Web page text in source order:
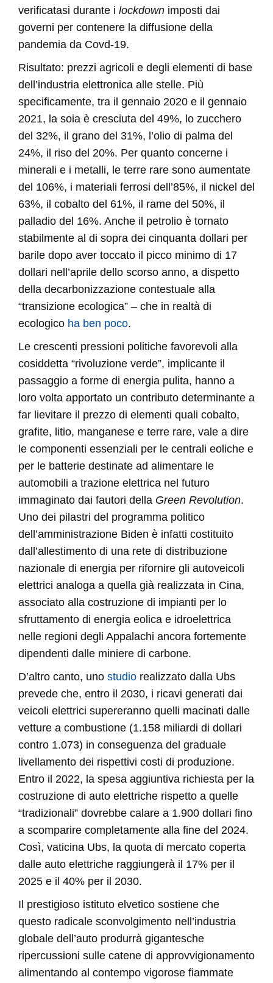
verificatasi durante i lockdown imposti dai
governi per contenere la diffusione della
pandemia da Covd-19.
Risultato: prezzi agricoli e degli elementi di base
dell’industria elettronica alle stelle. Più
specificamente, tra il gennaio 2020 e il gennaio
2021, la soia è cresciuta del 49%, lo zucchero
del 32%, il grano del 31%, l’olio di palma del
24%, il riso del 20%. Per quanto concerne i
minerali e i metalli, le terre rare sono aumentate
del 106%, i materiali ferrosi dell’85%, il nickel del
63%, il cobalto del 61%, il rame del 50%, il
palladio del 16%. Anche il petrolio è tornato
stabilmente al di sopra dei cinquanta dollari per
barile dopo aver toccato il picco minimo di 17
dollari nell’aprile dello scorso anno, a dispetto
della decarbonizzazione contestuale alla
“transizione ecologica” – che in realtà di
ecologico ha ben poco.
Le crescenti pressioni politiche favorevoli alla
cosiddetta “rivoluzione verde”, implicante il
passaggio a forme di energia pulita, hanno a
loro volta apportato un contributo determinante a
far lievitare il prezzo di elementi quali cobalto,
grafite, litio, manganese e terre rare, vale a dire
le componenti essenziali per le centrali eoliche e
per le batterie destinate ad alimentare le
automobili a trazione elettrica nel futuro
immaginato dai fautori della Green Revolution.
Uno dei pilastri del programma politico
dell’amministrazione Biden è infatti costituito
dall’allestimento di una rete di distribuzione
nazionale di energia per rifornire gli autoveicoli
elettrici analoga a quella già realizzata in Cina,
associato alla costruzione di impianti per lo
sfruttamento di energia eolica e idroelettrica
nelle regioni degli Appalachi ancora fortemente
dipendenti dalle miniere di carbone.
D’altro canto, uno studio realizzato dalla Ubs
prevede che, entro il 2030, i ricavi generati dai
veicoli elettrici supereranno quelli macinati dalle
vetture a combustione (1.158 miliardi di dollari
contro 1.073) in conseguenza del graduale
livellamento dei rispettivi costi di produzione.
Entro il 2022, la spesa aggiuntiva richiesta per la
costruzione di auto elettriche rispetto a quelle
“tradizionali” dovrebbe calare a 1.900 dollari fino
a scomparire completamente alla fine del 2024.
Così, vaticina Ubs, la quota di mercato coperta
dalle auto elettriche raggiungerà il 17% per il
2025 e il 40% per il 2030.
Il prestigioso istituto elvetico sostiene che
questo radicale sconvolgimento nell’industria
globale dell’auto produrrà gigantesche
ripercussioni sulle catene di approvvigionamento
alimentando al contempo vigorose fiammate